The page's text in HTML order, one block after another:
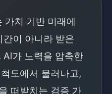
가치 기반 미래에
이 아니라 받은
가 노력을 압축한
도에서 물러나고,
떠받치는 검증 가